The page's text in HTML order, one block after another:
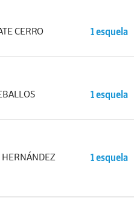
CERRO 1 esquela
1 esquela
HERNÁNDEZ 1 esquela